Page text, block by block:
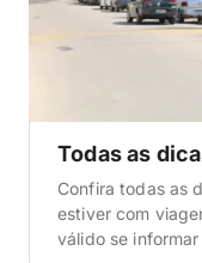
Todas as
Confira todas as
estiver com
válido se